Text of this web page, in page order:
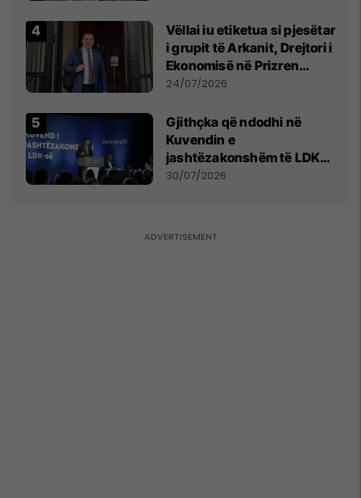
Vëllai iu etiketua si pjesëtar
i grupit të Arkanit, Drejtori i
Ekonomisë në Prizren
mohon pretendimet
24/07/2026
Gjithçka që ndodhi në
Kuvendin e
jashtëzakonshëm të LDK-
së
30/07/2026